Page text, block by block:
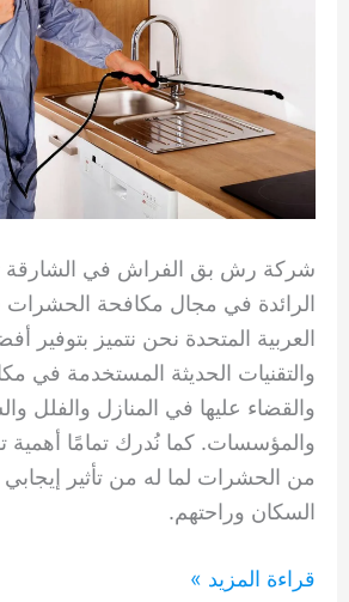
شركة رش بق الفراش في الشارقة
الرائدة في مجال مكافحة الحشرات
العربية المتحدة نحن نتميز بتوفير
والتقنيات الحديثة المستخدمة في
والقضاء عليها في المنازل والفلل
والمؤسسات. كما نُدرك تمامًا أهمية
من الحشرات لما له من تأثير
السكان وراحتهم.
شركة
قراءة المزيد »